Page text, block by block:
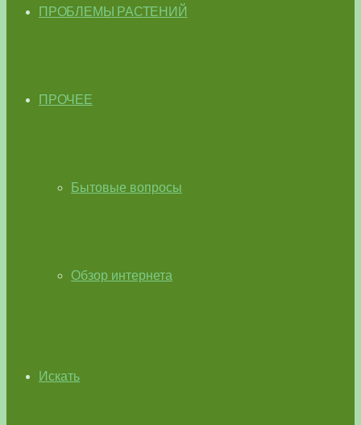
ПРОБЛЕМЫ РАСТЕНИЙ
ПРОЧЕЕ
Бытовые вопросы
Обзор интернета
Искать